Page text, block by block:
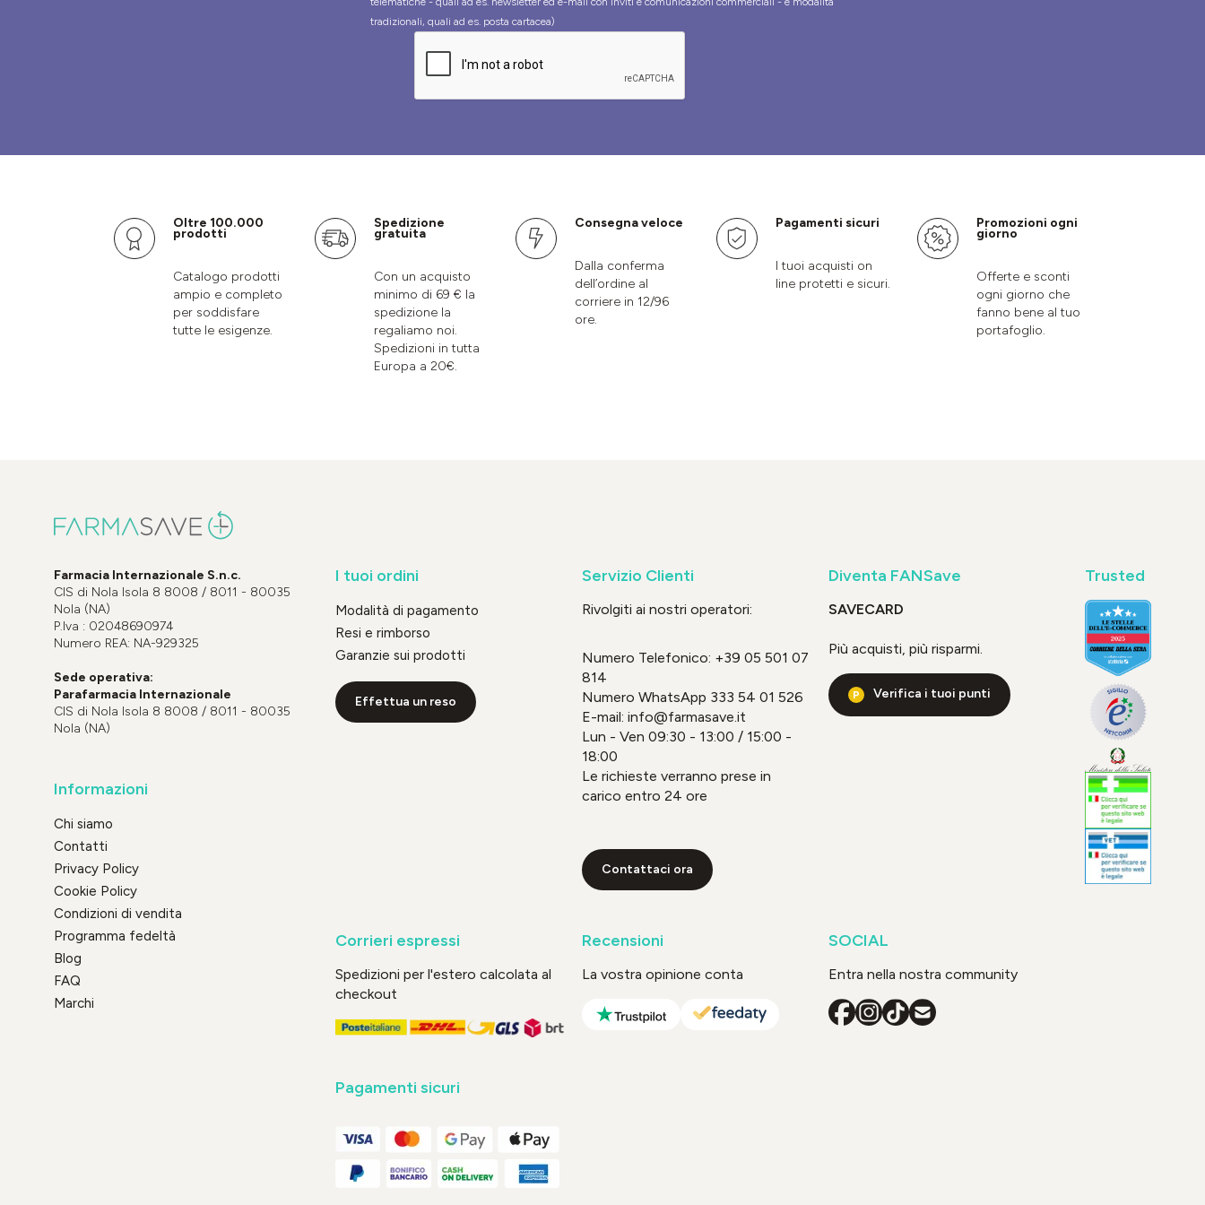
tradizionali, quali ad es. posta cartacea)
Oltre 100.000
prodotti
Catalogo prodotti
ampio e completo
per soddisfare
tutte le esigenze.
Spedizione
gratuita
Con un acquisto
minimo di 69 € la
spedizione la
regaliamo noi.
Spedizioni in tutta
Europa a 20€.
Consegna veloce
Dalla conferma
dell’ordine al
corriere in 12/96
ore.
Pagamenti sicuri
I tuoi acquisti on
line protetti e sicuri.
Promozioni ogni
giorno
Offerte e sconti
ogni giorno che
fanno bene al tuo
portafoglio.
Farmacia Internazionale S.n.c.
CIS di Nola Isola 8 8008 / 8011 - 80035
Nola (NA)
P.Iva : 02048690974
Numero REA: NA-929325
Sede operativa:
Parafarmacia Internazionale
CIS di Nola Isola 8 8008 / 8011 - 80035
Nola (NA)
Informazioni
Chi siamo
Contatti
Privacy Policy
Cookie Policy
Condizioni di vendita
Programma fedeltà
Blog
FAQ
Marchi
I tuoi ordini
Modalità di pagamento
Resi e rimborso
Garanzie sui prodotti
Effettua un reso
Servizio Clienti
Rivolgiti ai nostri operatori:
Numero Telefonico: +39 05 501 07
814
Numero WhatsApp 333 54 01 526
E-mail: info@farmasave.it
Lun - Ven 09:30 - 13:00 / 15:00 -
18:00
Le richieste verranno prese in
carico entro 24 ore
Contattaci ora
Diventa FANSave
SAVECARD
Più acquisti, più risparmi.
Verifica i tuoi punti
Corrieri espressi
Spedizioni per l'estero calcolata al
checkout
Recensioni
La vostra opinione conta
SOCIAL
Entra nella nostra community
Pagamenti sicuri
Trusted